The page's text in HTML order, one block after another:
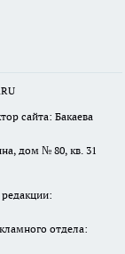
сайта: Бакаева
дом № 80, кв. 31
отдела: